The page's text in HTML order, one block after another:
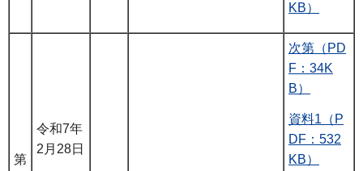
KB）
第
令和7年
2月28日
次第（PD
F：34K
B）
資料1（P
DF：532
KB）